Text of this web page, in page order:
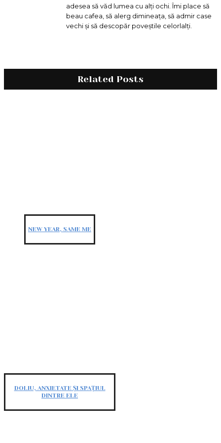
adesea să văd lumea cu alți ochi. Îmi place să
beau cafea, să alerg dimineața, să admir case
vechi și să descopăr poveștile celorlalți.
Related Posts
NEW YEAR, SAME ME
DOLIU, ANXIETATE ȘI SPAȚIUL
DINTRE ELE